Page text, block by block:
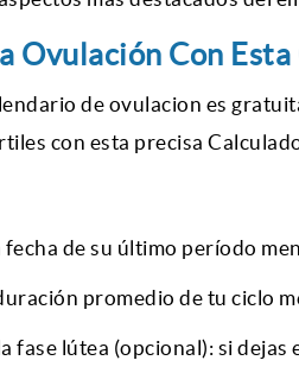
Ovulación Con
de ovulacion es
con esta precisa
de su último período
promedio de tu ciclo
fase lútea (opcional): si dejas